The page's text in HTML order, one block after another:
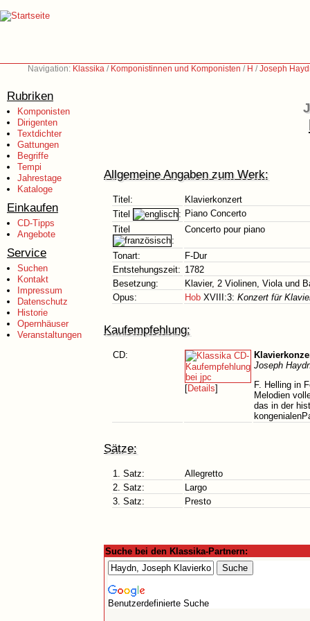
Navigation: Klassika / Komponistinnen und Komponisten / H /Joseph
Rubriken
Komponisten
Dirigenten
Textdichter
Gattungen
Begriffe
Tempi
Jahrestage
Kataloge
Einkaufen
CD-Tipps
Angebote
Service
Suchen
Kontakt
Impressum
Datenschutz
Historie
Opernhäuser
Veranstaltungen
Allgemeine Angaben zum Werk:
Titel:
Klavierkonzert
Titel
: Piano Concerto
Titel
:
Concerto pour piano
Tonart:
F-Dur
Entstehungszeit: 1782
Besetzung:
Klavier, 2 Violinen, Viola und
Opus:
Hob XVIII:3: Konzert für
Kaufempfehlung:
CD:
[Details]
Joseph
F. Helling in
Melodien
das in der
Sätze:
1. Satz:
Allegretto
2. Satz:
Largo
3. Satz:
Presto
Suche bei den Klassika-Partnern:
Benutzerdefinierte Suche